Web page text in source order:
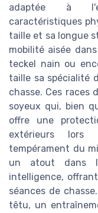
adaptée à
caractéristiques
taille et sa longue
mobilité aisée
teckel nain ou
taille sa spécialité
chasse. Ces races
soyeux qui, bien
offre une
extérieurs lors
tempérament du
un atout dans
intelligence,
séances de
têtu, un